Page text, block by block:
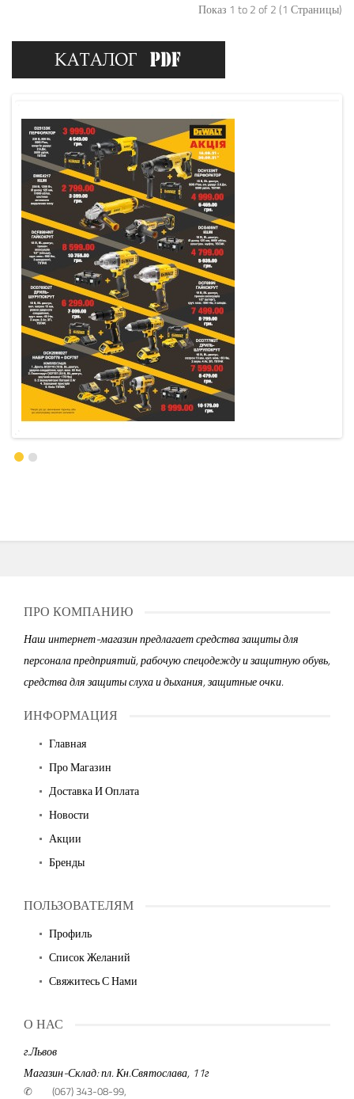
Показ 1 to 2 of 2 (1 Страницы)
ПРО КОМПАНИЮ
Наш интернет-магазин предлагает средства защиты для
персонала предприятий, рабочую спецодежду и защитную обувь,
средства для защиты слуха и дыхания, защитные очки.
ИНФОРМАЦИЯ
Главная
Про Магазин
Доставка И Оплата
Новости
Акции
Бренды
ПОЛЬЗОВАТЕЛЯМ
Профиль
Список Желаний
Свяжитесь С Нами
О НАС
г.Львов
Магазин-Склад: пл. Кн.Святослава, 11г
✆ (067) 343-08-99,